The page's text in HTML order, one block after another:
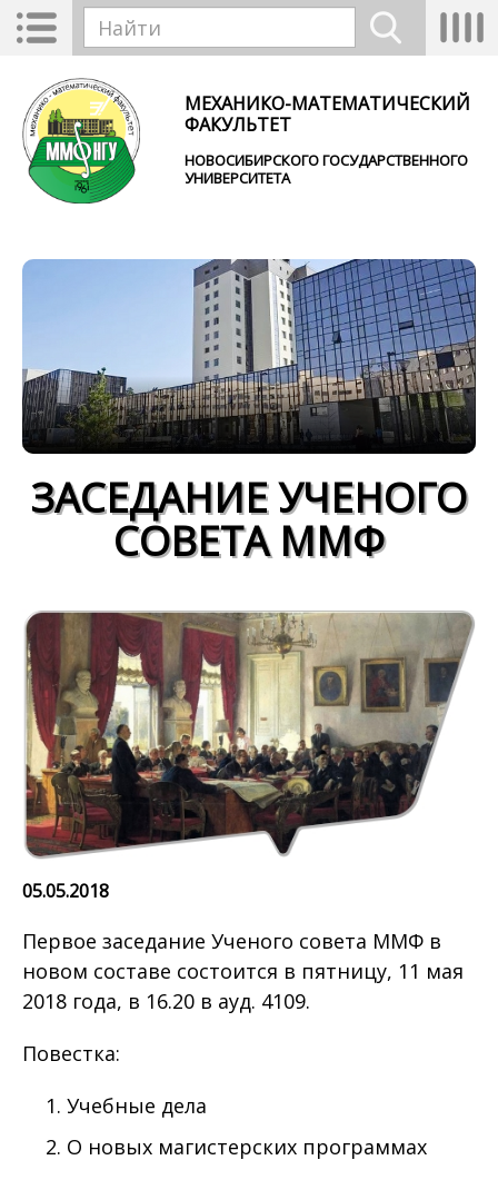
Перейти к основному содержанию
Toggle
navigation
Форма поиска
МЕХАНИКО-МАТЕМАТИЧЕСКИЙ
ФАКУЛЬТЕТ
НОВОСИБИРСКОГО ГОСУДАРСТВЕННОГО
УНИВЕРСИТЕТА
ЗАСЕДАНИЕ УЧЕНОГО
СОВЕТА ММФ
05.05.2018
Первое заседание Ученого совета ММФ в
новом составе состоится в пятницу, 11 мая
2018 года, в 16.20 в ауд. 4109.
Повестка:
Учебные дела
О новых магистерских программах